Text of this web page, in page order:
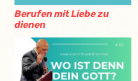
Berufen mit Liebe zu
dienen